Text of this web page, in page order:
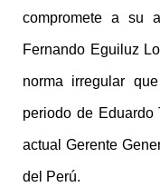
compromete a su
Fernando Eguiluz
norma irregular
periodo de Eduardo
actual Gerente
del Perú.